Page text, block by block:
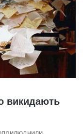
викидають